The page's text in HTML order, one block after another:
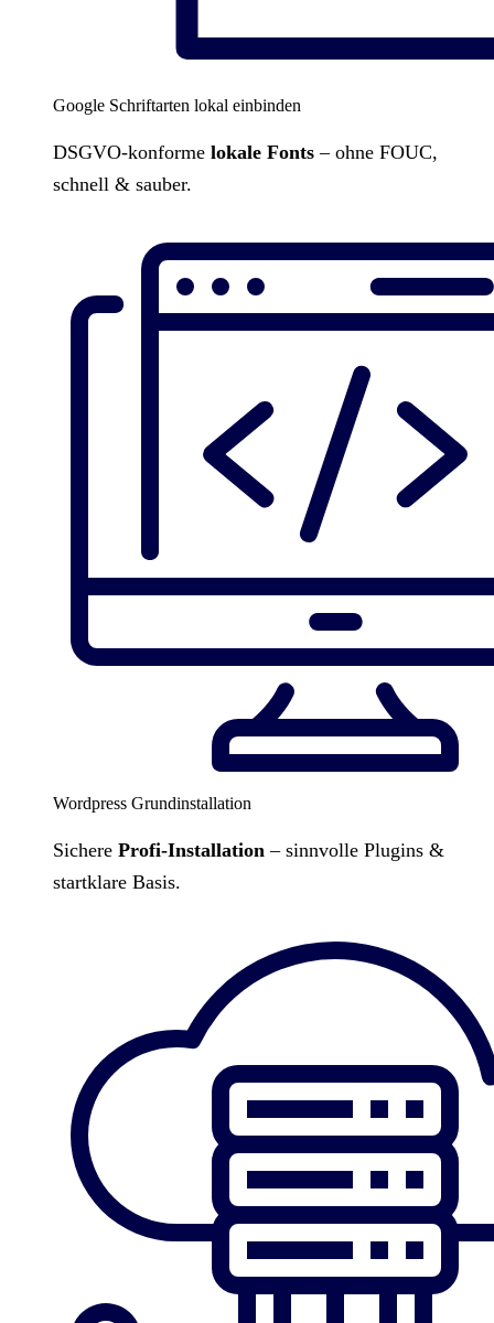
Google Schriftarten lokal einbinden
DSGVO-konforme lokale Fonts – ohne FOUC,
schnell & sauber.
Wordpress Grundinstallation
Sichere Profi-Installation – sinnvolle Plugins &
startklare Basis.